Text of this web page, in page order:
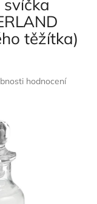
těžítka)
hodnocení